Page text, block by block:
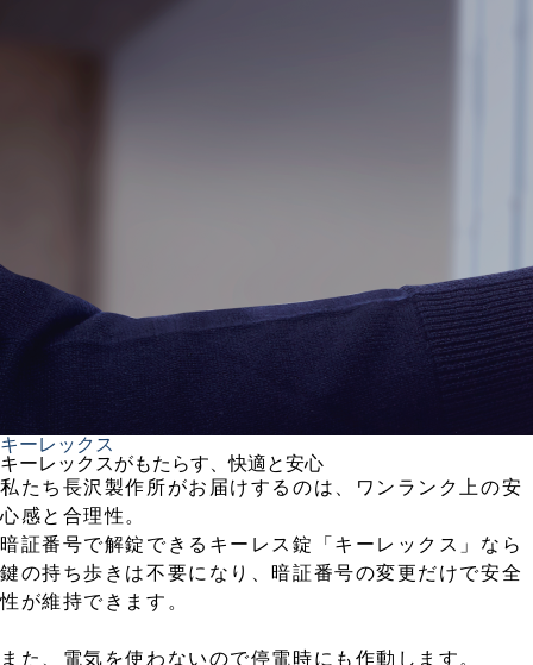
キーレックス
キーレックスがもたらす、快適と安心
私たち長沢製作所がお届けするのは、ワンランク上の安
心感と合理性。
暗証番号で解錠できるキーレス錠「キーレックス」なら
鍵の持ち歩きは不要になり、暗証番号の変更だけで安全
性が維持できます。
また、電気を使わないので停電時にも作動します。